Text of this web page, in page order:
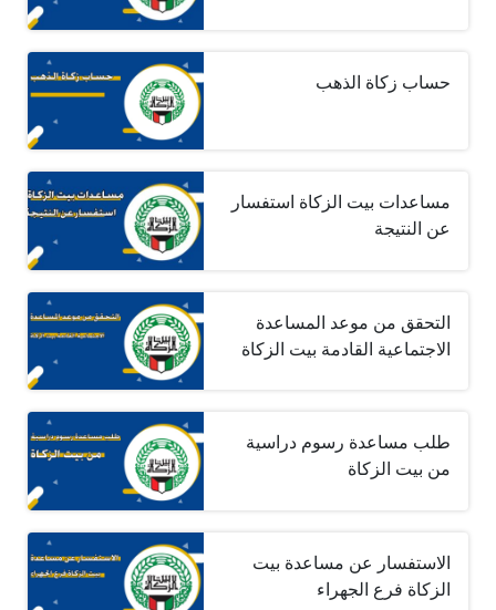
حساب زكاة الذهب
مساعدات بيت الزكاة استفسار
عن النتيجة
التحقق من موعد المساعدة
الاجتماعية القادمة بيت الزكاة
طلب مساعدة رسوم دراسية
من بيت الزكاة
الاستفسار عن مساعدة بيت
الزكاة فرع الجهراء